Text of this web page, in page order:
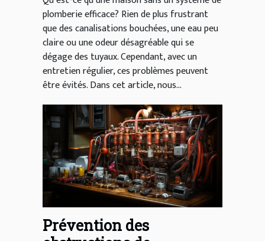
plomberie efficace? Rien de plus frustrant
que des canalisations bouchées, une eau peu
claire ou une odeur désagréable qui se
dégage des tuyaux. Cependant, avec un
entretien régulier, ces problèmes peuvent
être évités. Dans cet article, nous...
Prévention des